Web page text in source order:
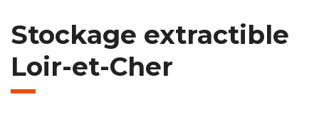
Stockage extractible
Loir-et-Cher